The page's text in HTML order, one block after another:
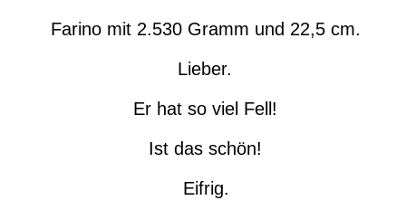
Farino mit 2.530 Gramm und 22,5 cm.
Lieber.
Er hat so viel Fell!
Ist das schön!
Eifrig.